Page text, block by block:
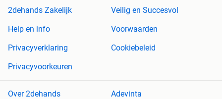
2dehands Zakelijk
Veilig en Succesvol
Help en info
Voorwaarden
Privacyverklaring
Cookiebeleid
Privacyvoorkeuren
Over 2dehands Adevinta